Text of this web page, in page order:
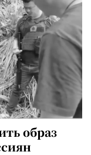
образ